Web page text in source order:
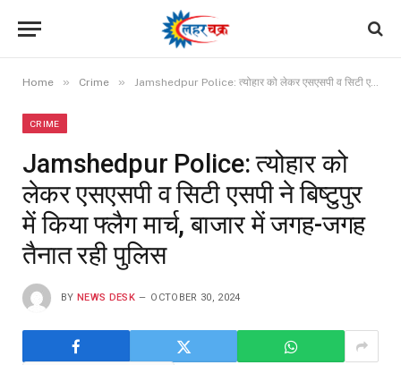
Home » Crime » Jamshedpur Police: त्योहार को लेकर एसएसपी व सिटी एसपी ने बिष्टुपुर में किया फ्लैग मार्च, बाजार में जगह-जगह तैनात रही पुलिस
CRIME
Jamshedpur Police: त्योहार को
लेकर एसएसपी व सिटी एसपी ने बिष्टुपुर
में किया फ्लैग मार्च, बाजार में जगह-जगह
तैनात रही पुलिस
BY NEWS DESK OCTOBER 30, 2024